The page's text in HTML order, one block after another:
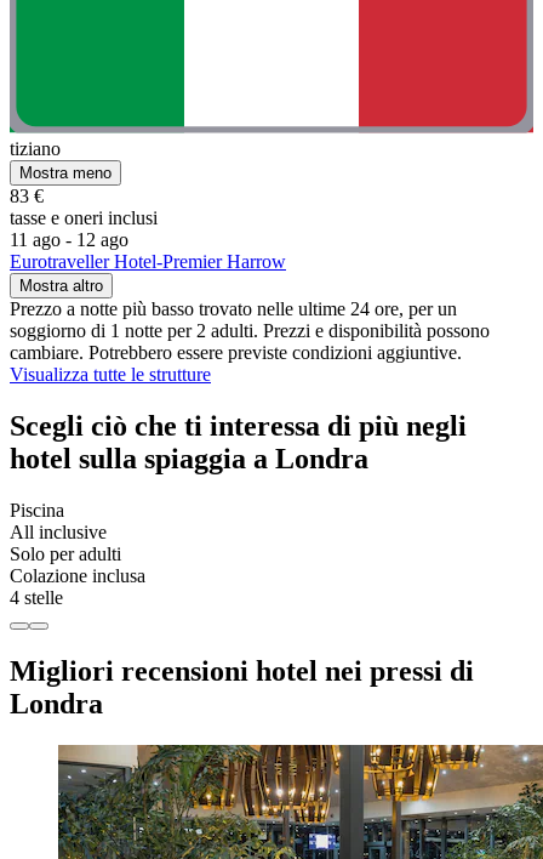
tiziano
Mostra meno
83 €
tasse e oneri inclusi
11 ago - 12 ago
Eurotraveller Hotel-Premier Harrow
Mostra altro
Prezzo a notte più basso trovato nelle ultime 24 ore, per un
soggiorno di 1 notte per 2 adulti. Prezzi e disponibilità possono
cambiare. Potrebbero essere previste condizioni aggiuntive.
Visualizza tutte le strutture
Scegli ciò che ti interessa di più negli
hotel sulla spiaggia a Londra
Piscina
All inclusive
Solo per adulti
Colazione inclusa
4 stelle
Migliori recensioni hotel nei pressi di
Londra